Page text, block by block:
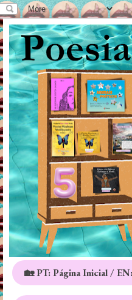
🏡 PT: Página Inicial /